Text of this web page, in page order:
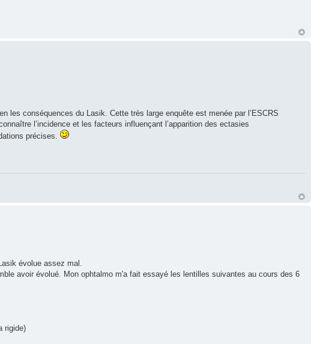
les conséquences du Lasik. Cette très large enquête est menée par l’ESCRS
l’incidence et les facteurs influençant l’apparition des ectasies
précises.
évolue assez mal.
avoir évolué. Mon ophtalmo m'a fait essayé les lentilles suivantes au cours des 6
rigide)